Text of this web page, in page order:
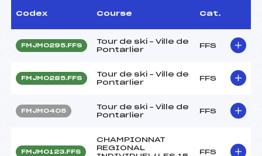
Codex Course Cat.
FMJM0295.FFS
Tour de ski – Ville de
Pontarlier
FFS
FMJM0285.FFS
Tour de ski – Ville de
Pontarlier
FFS
FMJM0405
Tour de ski – Ville de
Pontarlier
FFS
FMJM0123.FFS
CHAMPIONNAT
REGIONAL
FFS